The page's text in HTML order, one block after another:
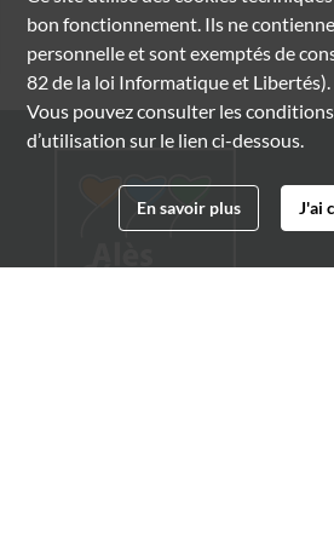
bon fonctionnement. Ils ne
personnelle et sont exemptés de
82 de la loi Informatique et Libertés).
Vous pouvez consulter les
d’utilisation sur le lien ci-dessous.
En savoir plus J'ai